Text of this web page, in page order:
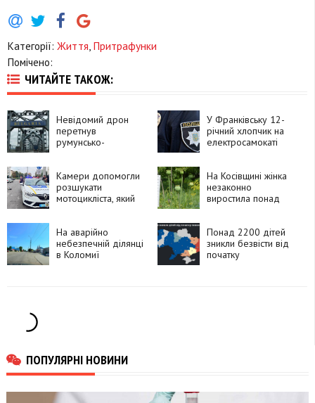
Категорії: Життя Притрафунки
Помічено:
ЧИТАЙТЕ ТАКОЖ:
Невідомий дрон
перетнув
румунсько-
У Франківську 12-
річний хлопчик на
електросамокаті
Камери допомогли
розшукати
мотоцикліста, який
На Косівщині жінка
незаконно
виростила понад
На аварійно
небезпечній ділянці
в Коломиї
Понад 2200 дітей
зникли безвісти від
початку
ПОПУЛЯРНІ НОВИНИ